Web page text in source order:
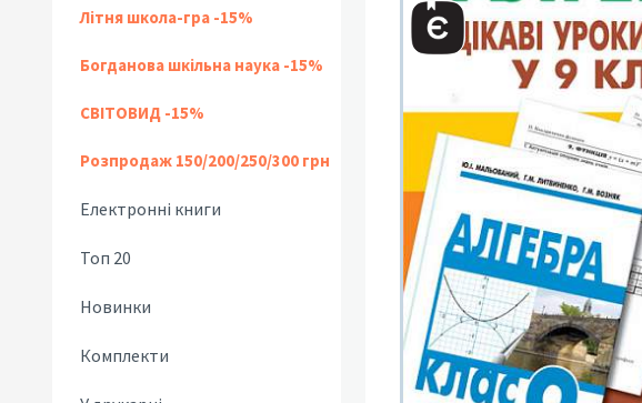
Літня школа-гра -15%
Богданова шкільна наука -15%
СВІТОВИД -15%
Розпродаж 150/200/250/300 грн
Електронні книги
Топ 20
Новинки
Комплекти